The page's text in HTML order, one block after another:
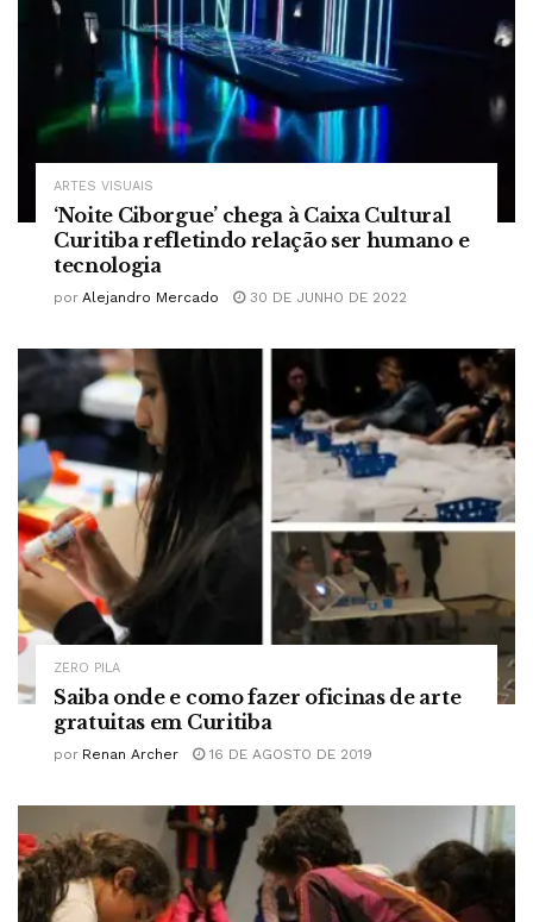
ARTES VISUAIS
‘Noite Ciborgue’ chega à Caixa Cultural
Curitiba refletindo relação ser humano e
tecnologia
por Alejandro Mercado 30 DE JUNHO DE 2022
ZERO PILA
Saiba onde e como fazer oficinas de arte
gratuitas em Curitiba
por Renan Archer 16 DE AGOSTO DE 2019